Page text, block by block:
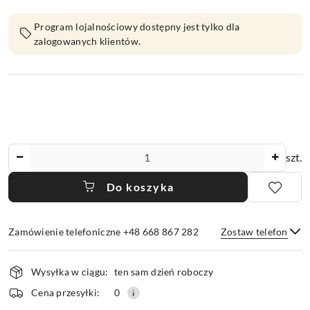
Program lojalnościowy dostępny jest tylko dla
zalogowanych klientów.
szt.
Do koszyka
Zamówienie telefoniczne +48 668 867 282 Zostaw telefon
Wyślij
Dostępność
i
dostawa
Wysyłka w ciągu: ten sam dzień roboczy
Cena przesyłki:
0